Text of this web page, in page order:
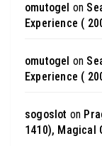
omutogel on
Experience (
omutogel on
Experience (
sogoslot on
1410), Magical